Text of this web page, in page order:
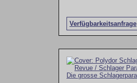
Verfügbarkeitsanfrage